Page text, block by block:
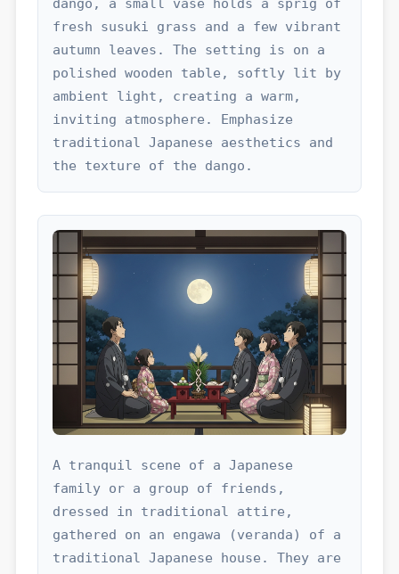
dango, a small vase holds a sprig of
fresh susuki grass and a few vibrant
autumn leaves. The setting is on a
polished wooden table, softly lit by
ambient light, creating a warm,
inviting atmosphere. Emphasize
traditional Japanese aesthetics and
the texture of the dango.
A tranquil scene of a Japanese
family or a group of friends,
dressed in traditional attire,
gathered on an engawa (veranda) of a
traditional Japanese house. They are